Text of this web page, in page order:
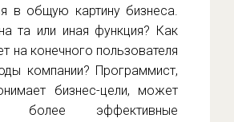
в общую картину бизнеса.
та или иная функция? Как
на конечного пользователя
компании? Программист,
бизнес-цели, может
более эффективные